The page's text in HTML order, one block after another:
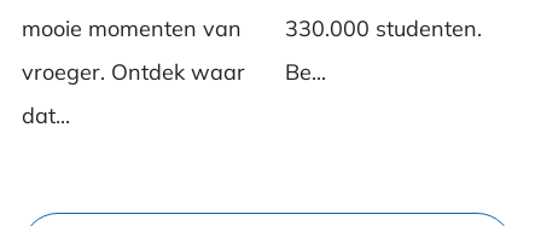
mooie momenten van
vroeger. Ontdek waar
dat...
330.000 studenten.
Be...